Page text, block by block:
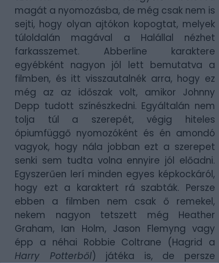
magát a nyomozásba, de még csak nem is
sejti, hogy olyan ajtókon kopogtat, melyek
túloldalán magával a Halállal nézhet
farkasszemet. Abberline karaktere
egyébként nagyon jól lett bemutatva a
filmben, és itt visszautalnék arra, hogy ez
még az az időszak volt, amikor Johnny
Depp tudott színészkedni. Egyáltalán nem
tolja túl a szerepét, végig hiteles
ópiumfüggő nyomozóként és én amondó
vagyok, hogy nála jobban ezt a szerepet
senki sem tudta volna ennyire jól előadni.
Egyszerűen lerí minden egyes képkockáról,
hogy ezt a karaktert rá szabták. Persze
ebben a filmben nem csak ő remekel,
nekem nagyon tetszett még Heather
Graham, Ian Holm, Jason Flemyng vagy
épp a néhai Robbie Coltrane (Hagrid a
Harry Potterből) játéka is, de persze